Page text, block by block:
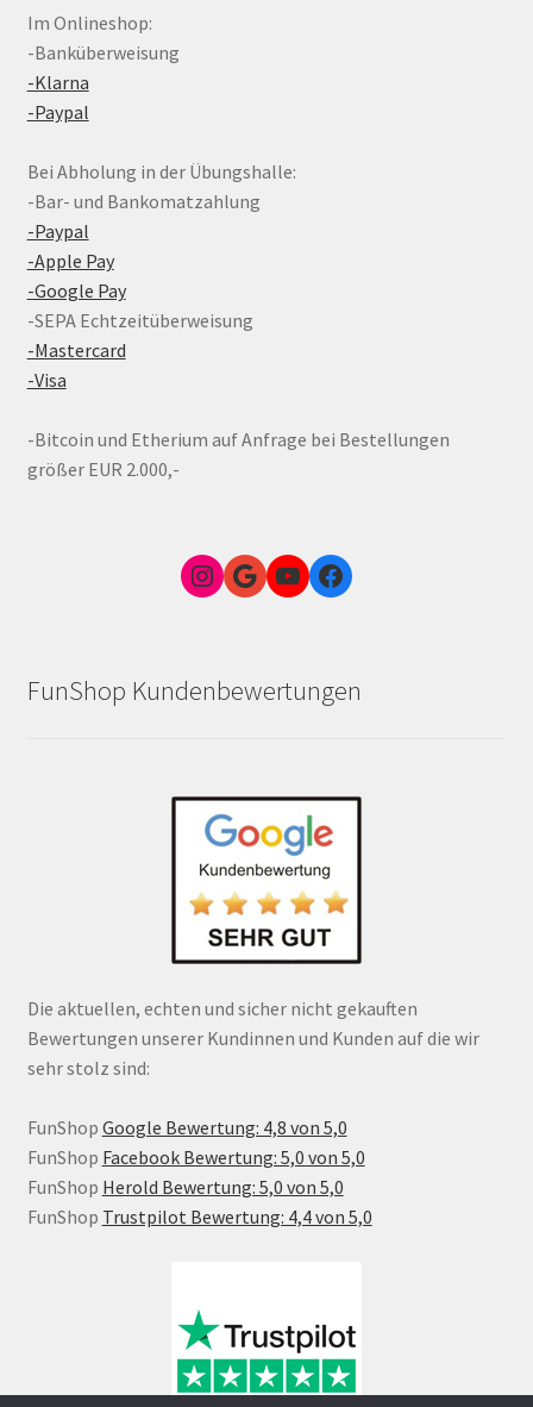
Im Onlineshop:
-Banküberweisung
-Klarna
-Paypal
Bei Abholung in der Übungshalle:
-Bar- und Bankomatzahlung
-Paypal
-Apple Pay
-Google Pay
-SEPA Echtzeitüberweisung
-Mastercard
-Visa
-Bitcoin und Etherium auf Anfrage bei Bestellungen
größer EUR 2.000,-
Instagram
Google Link zum FunShop WienYouTubeFacebook
FunShop Kundenbewertungen
Die aktuellen, echten und sicher nicht gekauften
Bewertungen unserer Kundinnen und Kunden auf die wir
sehr stolz sind:
FunShop Google Bewertung: 4,8 von 5,0
FunShop Facebook Bewertung: 5,0 von 5,0
FunShop Herold Bewertung: 5,0 von 5,0
FunShop Trustpilot Bewertung: 4,4 von 5,0